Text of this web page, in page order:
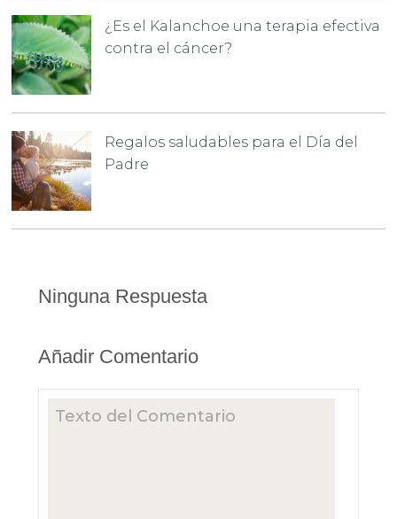
¿Es el Kalanchoe una terapia efectiva
contra el cáncer?
Regalos saludables para el Día del
Padre
Ninguna Respuesta
Añadir Comentario